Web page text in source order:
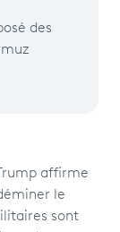
des
affirme
le
sont